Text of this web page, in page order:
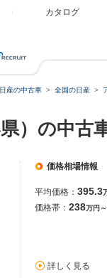
カタログ
日産の中古車 全国の日産
）の中古
価格相場情報
平均価格： 395.3
価格帯： 238万円～
詳しく見る